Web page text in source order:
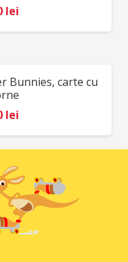
lei.
lei
curent
Bunnies, carte cu
lei.
lei
curent
este:
39,00 lei.